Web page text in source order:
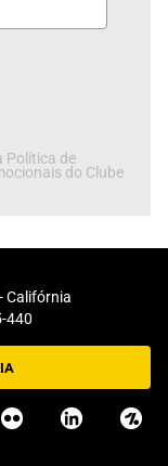
Política de
do Clube
Califórnia
440